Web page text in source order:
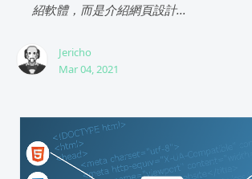
紹軟體，而是介紹網頁設計...
Jericho
Mar 04, 2021